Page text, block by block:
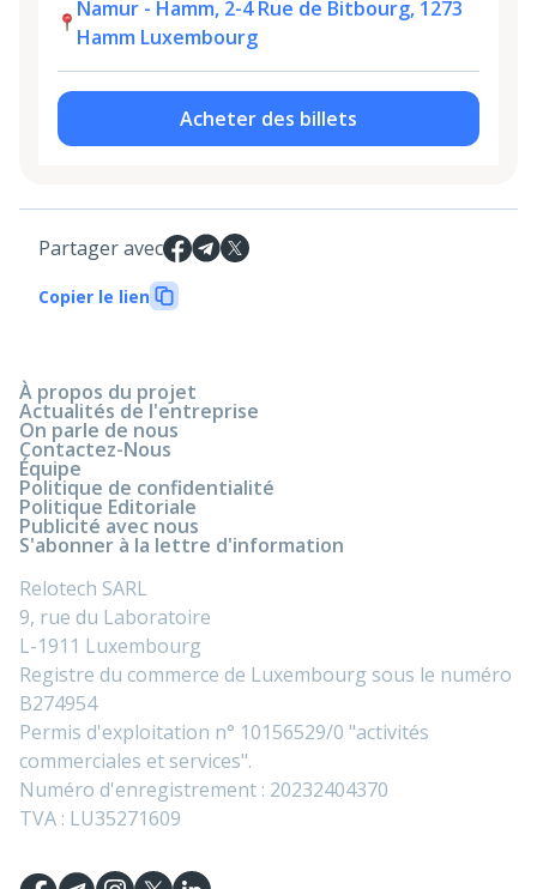
Namur - Hamm, 2-4 Rue de Bitbourg, 1273
Hamm Luxembourg
Acheter des billets
Partager avec
Copier le lien
À propos du projet
Actualités de l'entreprise
On parle de nous
Contactez-Nous
Équipe
Politique de confidentialité
Politique Editoriale
Publicité avec nous
S'abonner à la lettre d'information
Relotech SARL
9, rue du Laboratoire
L-1911 Luxembourg
Registre du commerce de Luxembourg sous le numéro
B274954
Permis d'exploitation n° 10156529/0 "activités
commerciales et services".
Numéro d'enregistrement : 20232404370
TVA : LU35271609